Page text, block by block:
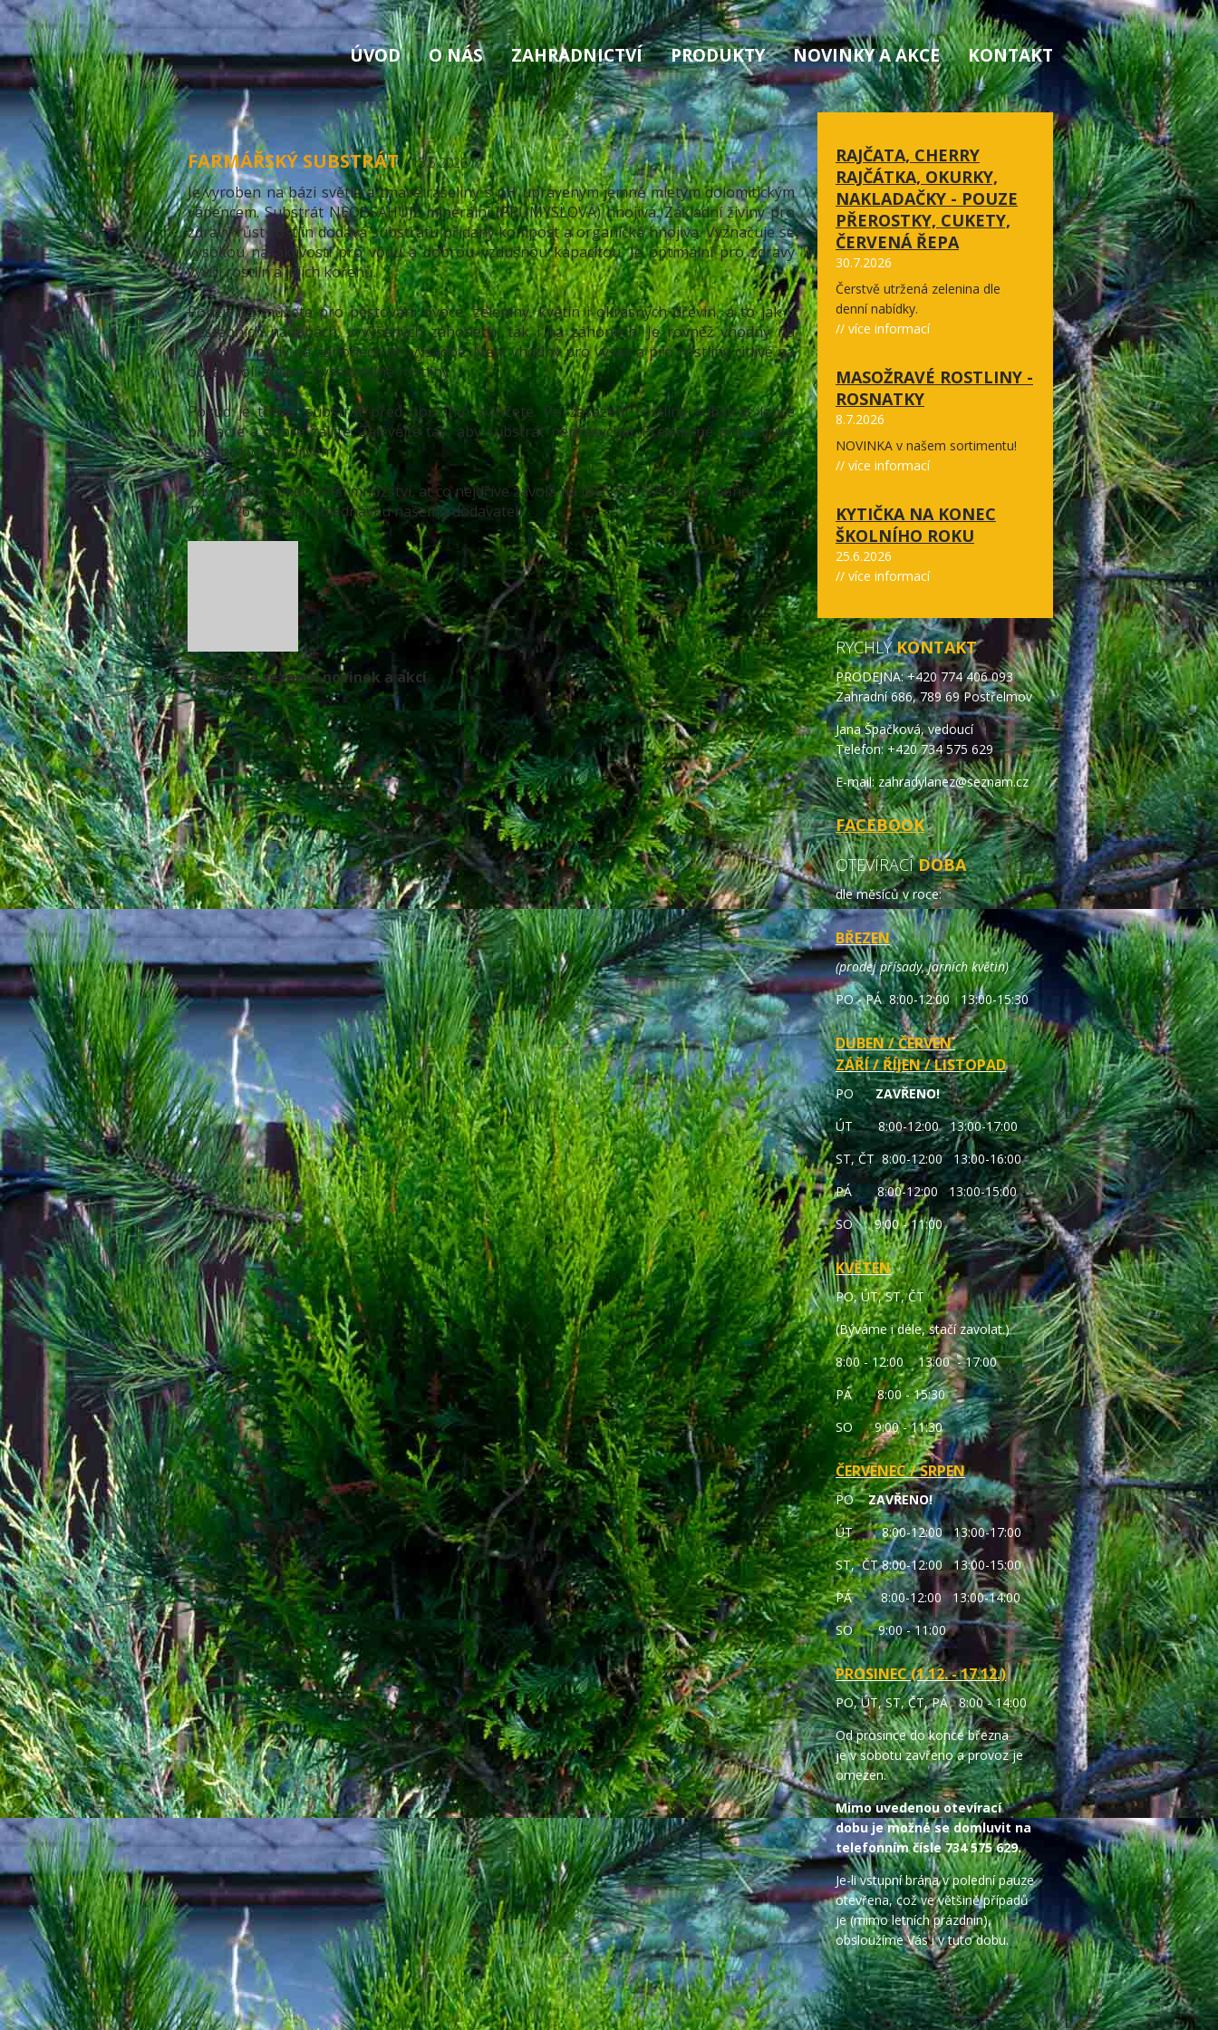
ÚVOD O NÁS ZAHRADNICTVÍ PRODUKTY NOVINKY A AKCE KONTAKT
FARMÁŘSKÝ SUBSTRÁT/ 15.5.2026
Je vyroben na bázi světlé a tmavé rašeliny s pH upraveným jemně mletým dolomitickým
vápencem. Substrát NEOBSAHUJE minerální (PRŮMYSLOVÁ) hnojiva. Základní živiny pro
zdravý růst rostlin dodává substrátu přidaný kompost a organická hnojiva. Vyznačuje se
vysokou nasáklivostí pro vodu a dobrou vzdušnou kapacitou. Je optimální pro zdravý
vývoj rostlin a jejich kořenů.
Použít ho můžete pro pěstování ovoce, zeleniny, květin i okrasných dřevin, a to jak v
pěstebních nádobách, vyvýšených záhonech, tak i na záhonech. Je rovněž vhodný na
vylepšení půdy na záhonech při výsadbě. Není vhodný pro výsev a pro rostliny citlivé na
obsah solí ani pro kyselomilné rostliny.
Pokud je třeba, substrát před použitím zvlhčete. Po zasazení rostliny substrát lehce
přitlačte a dobře zalijte. Zalévejte tak, aby substrát nepřesychal. Pravidelně přihnojujte
organickým hnojivem.
Kdyby chtěl někdo větší množství, ať co nejdříve zavolá na tel.č. 734 575 629. V pondělí
18.5.2026 posílám objednávku našemu dodavateli.
// zpět na seznam novinek a akcí
RAJČATA, CHERRY
RAJČÁTKA, OKURKY,
NAKLADAČKY - POUZE
PŘEROSTKY, CUKETY,
ČERVENÁ ŘEPA
30.7.2026
Čerstvě utržená zelenina dle
denní nabídky.
// více informací
MASOŽRAVÉ ROSTLINY -
ROSNATKY
8.7.2026
NOVINKA v našem sortimentu!
// více informací
KYTIČKA NA KONEC
ŠKOLNÍHO ROKU
25.6.2026
// více informací
RYCHLÝKONTAKT
PRODEJNA: +420 774 406 093
Zahradní 686, 789 69 Postřelmov
Jana Špačková, vedoucí
Telefon: +420 734 575 629
E-mail: zahradylanez@seznam.cz
FACEBOOK
OTEVÍRACÍDOBA
dle měsíců v roce:
BŘEZEN
(prodej přísady, jarních květin)
PO - PÁ 8:00-12:00 13:00-15:30
DUBEN / ČERVEN
ZÁŘÍ / ŘÍJEN / LISTOPAD
POZAVŘENO!
ÚT 8:00-12:00 13:00-17:00
ST, ČT 8:00-12:00 13:00-16:00
PÁ 8:00-12:00 13:00-15:00
SO 9:00 - 11:00
KVĚTEN
PO, ÚT, ST, ČT
(Býváme i déle, stačí zavolat.)
8:00 - 12:00 13:00 - 17:00
PÁ 8:00 - 15:30
SO 9:00 - 11:30
ČERVENEC / SRPEN
POZAVŘENO!
ÚT 8:00-12:00 13:00-17:00
ST, ČT 8:00-12:00 13:00-15:00
PÁ 8:00-12:00 13:00-14:00
SO 9:00 - 11:00
PROSINEC (1.12. - 17.12.)
PO, ÚT, ST, ČT, PÁ 8:00 - 14:00
Od prosince do konce března
je v sobotu zavřeno a provoz je
omezen.
Mimo uvedenou otevírací
dobu je možné se domluvit na
telefonním čísle 734 575 629.
Je-li vstupní brána v polední pauze
otevřena, což ve většině případů
je (mimo letních prázdnin),
obsloužíme Vás i v tuto dobu.